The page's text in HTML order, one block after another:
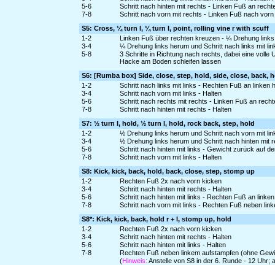
5-6
Schritt nach hinten mit rechts - Linken Fuß an
7-8
Schritt nach vorn mit rechts - Linken Fuß nach
S5: Cross, ¼ turn l, ¼ turn l, point, rolling vine r with scuff
1-2
Linken Fuß über rechten kreuzen - ¼ Drehung
3-4
¼ Drehung links herum und Schritt nach links mit
5-8
3 Schritte in Richtung nach rechts, dabei eine
Hacke am Boden schleifen lassen
S6: [Rumba box] Side, close, step, hold, side, close, back,
1-2
Schritt nach links mit links - Rechten Fuß an linken
3-4
Schritt nach vorn mit links - Halten
5-6
Schritt nach rechts mit rechts - Linken Fuß an
7-8
Schritt nach hinten mit rechts - Halten
S7: ½ turn l, hold, ½ turn l, hold, rock back, step, hold
1-2
½ Drehung links herum und Schritt nach vorn mit
3-4
½ Drehung links herum und Schritt nach hinten mit
5-6
Schritt nach hinten mit links - Gewicht zurück auf
7-8
Schritt nach vorn mit links - Halten
S8: Kick, kick, back, hold, back, close, step, stomp up
1-2
Rechten Fuß 2x nach vorn kicken
3-4
Schritt nach hinten mit rechts - Halten
5-6
Schritt nach hinten mit links - Rechten Fuß an
7-8
Schritt nach vorn mit links - Rechten Fuß neben
S8*: Kick, kick, back, hold r + l, stomp up, hold
1-2
Rechten Fuß 2x nach vorn kicken
3-4
Schritt nach hinten mit rechts - Halten
5-6
Schritt nach hinten mit links - Halten
7-8
Rechten Fuß neben linkem aufstampfen (ohne
(Hinweis: Anstelle von S8 in der 6. Runde - 12 Uhr;